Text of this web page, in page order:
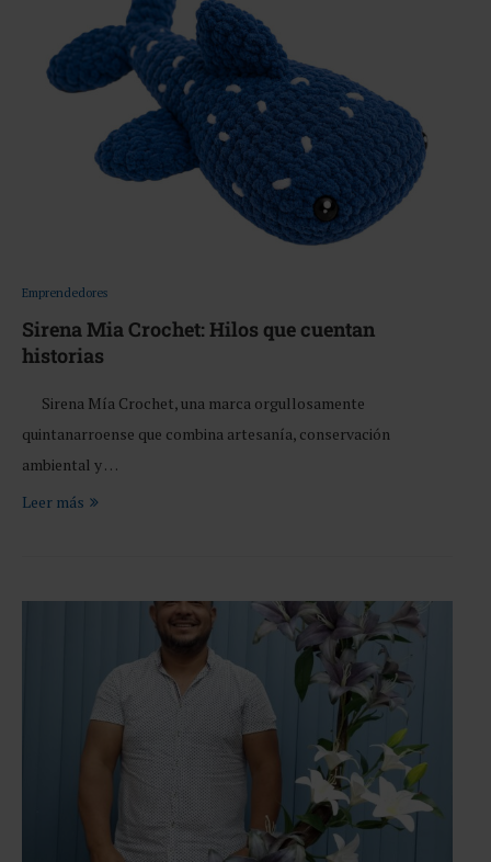
Emprendedores
Sirena Mia Crochet: Hilos que cuentan
historias
Sirena Mía Crochet, una marca orgullosamente
quintanarroense que combina artesanía, conservación
ambiental y …
Leer más